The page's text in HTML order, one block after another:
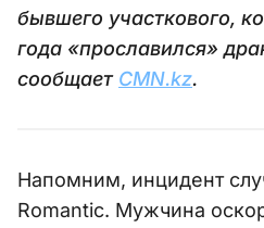
бывшего участкового,
года «прославился»
сообщает CMN.kz.
Напомним, инцидент
Romantic. Мужчина